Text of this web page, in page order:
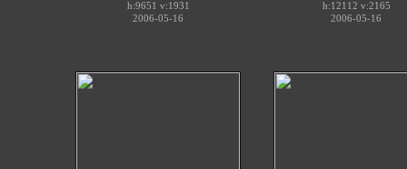
h:9651 v:1931
2006-05-16
h:12112 v:2165
2006-05-16